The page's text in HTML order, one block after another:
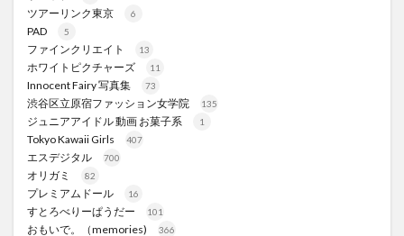
ツアーリンク東京 6
PAD 5
ファインクリエイト 13
ホワイトピクチャーズ 11
Innocent Fairy 写真集 73
渋谷区立原宿ファッション女学院 135
ジュニアアイドル 動画 お菓子系 1
Tokyo Kawaii Girls 407
エスデジタル 700
オリガミ 82
プレミアムドール 16
すとろべりーぱうだー 101
おもいで。（memories) 366